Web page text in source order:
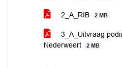
2_A_RIB 2 MB
3_A_Uitvraag
Nederweert
2 MB